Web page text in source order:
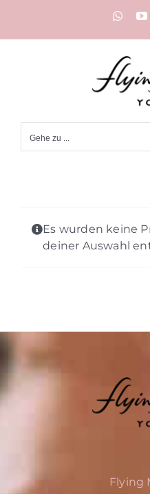
Gehe zu ...
Es wurden keine
deiner Auswahl
Flying